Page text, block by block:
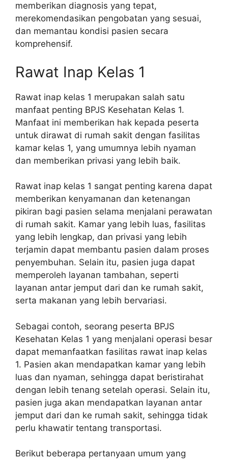
memberikan diagnosis yang tepat,
merekomendasikan pengobatan yang sesuai,
dan memantau kondisi pasien secara
komprehensif.
Rawat Inap Kelas 1
Rawat inap kelas 1 merupakan salah satu
manfaat penting BPJS Kesehatan Kelas 1.
Manfaat ini memberikan hak kepada peserta
untuk dirawat di rumah sakit dengan fasilitas
kamar kelas 1, yang umumnya lebih nyaman
dan memberikan privasi yang lebih baik.
Rawat inap kelas 1 sangat penting karena dapat
memberikan kenyamanan dan ketenangan
pikiran bagi pasien selama menjalani perawatan
di rumah sakit. Kamar yang lebih luas, fasilitas
yang lebih lengkap, dan privasi yang lebih
terjamin dapat membantu pasien dalam proses
penyembuhan. Selain itu, pasien juga dapat
memperoleh layanan tambahan, seperti
layanan antar jemput dari dan ke rumah sakit,
serta makanan yang lebih bervariasi.
Sebagai contoh, seorang peserta BPJS
Kesehatan Kelas 1 yang menjalani operasi besar
dapat memanfaatkan fasilitas rawat inap kelas
1. Pasien akan mendapatkan kamar yang lebih
luas dan nyaman, sehingga dapat beristirahat
dengan lebih tenang setelah operasi. Selain itu,
pasien juga akan mendapatkan layanan antar
jemput dari dan ke rumah sakit, sehingga tidak
perlu khawatir tentang transportasi.
Berikut beberapa pertanyaan umum yang